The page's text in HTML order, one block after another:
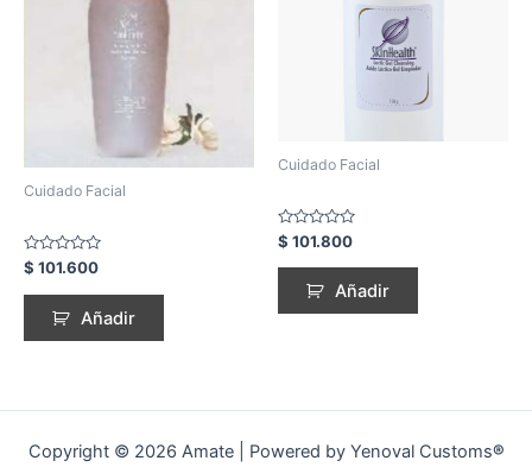
Cuidado Facial
Rated
0
out
$ 101.600
Añadir
Cuidado Facial
Rated
0
out
$ 101.800
Añadir
Copyright © 2026 Amate | Powered by Yenoval Customs®